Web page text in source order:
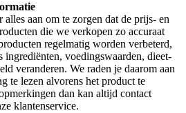
aan om te zorgen dat de prijs- en
die we verkopen zo accuraat
regelmatig worden verbeterd,
ingrediënten, voedingswaarden, dieet-
veranderen. We raden je daarom aan
te lezen alvorens het product te
dan kan altijd contact
klantenservice.